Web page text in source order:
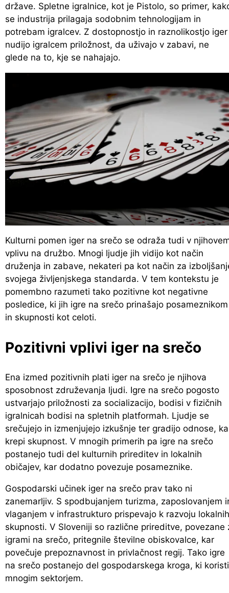
države. Spletne igralnice, kot je Pistolo, so primer,
se industrija prilagaja sodobnim tehnologijam in
potrebam igralcev. Z dostopnostjo in raznolikostjo iger
nudijo igralcem priložnost, da uživajo v zabavi, ne
glede na to, kje se nahajajo.
Kulturni pomen iger na srečo se odraža tudi v
vplivu na družbo. Mnogi ljudje jih vidijo kot način
druženja in zabave, nekateri pa kot način za
svojega življenjskega standarda. V tem kontekstu je
pomembno razumeti tako pozitivne kot negativne
posledice, ki jih igre na srečo prinašajo posameznikom
in skupnosti kot celoti.
Pozitivni vplivi iger na srečo
Ena izmed pozitivnih plati iger na srečo je njihova
sposobnost združevanja ljudi. Igre na srečo pogosto
ustvarjajo priložnosti za socializacijo, bodisi v fizičnih
igralnicah bodisi na spletnih platformah. Ljudje se
srečujejo in izmenjujejo izkušnje ter gradijo odnose,
krepi skupnost. V mnogih primerih pa igre na srečo
postanejo tudi del kulturnih prireditev in lokalnih
običajev, kar dodatno povezuje posameznike.
Gospodarski učinek iger na srečo prav tako ni
zanemarljiv. S spodbujanjem turizma, zaposlovanjem
vlaganjem v infrastrukturo prispevajo k razvoju lokalnih
skupnosti. V Sloveniji so različne prireditve, povezane
igrami na srečo, pritegnile številne obiskovalce, kar
povečuje prepoznavnost in privlačnost regij. Tako igre
na srečo postanejo del gospodarskega kroga, ki koristi
mnogim sektorjem.